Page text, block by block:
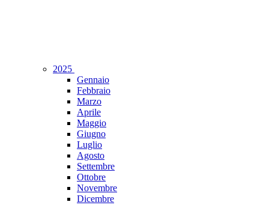
2025
Gennaio
Febbraio
Marzo
Aprile
Maggio
Giugno
Luglio
Agosto
Settembre
Ottobre
Novembre
Dicembre